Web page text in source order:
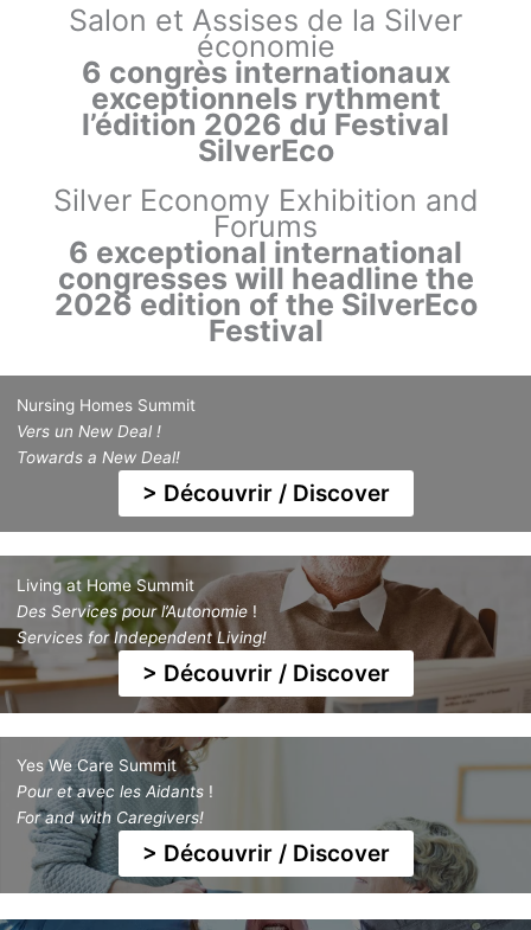
Salon et Assises de la Silver
économie
6 congrès internationaux
exceptionnels rythment
l’édition 2026 du Festival
SilverEco
Silver Economy Exhibition and
Forums
6 exceptional international
congresses will headline the
2026 edition of the SilverEco
Festival
Nursing Homes Summit
Vers un New Deal !
Towards a New Deal!
> Découvrir / Discover
Living at Home Summit
Des Services pour l’Autonomie!
Services for Independent Living!
> Découvrir / Discover
Yes We Care Summit
Pour et avec les Aidants!
For and with Caregivers!
> Découvrir / Discover